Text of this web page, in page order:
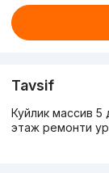
Tavsif
Куйлик массив
этаж ремонти